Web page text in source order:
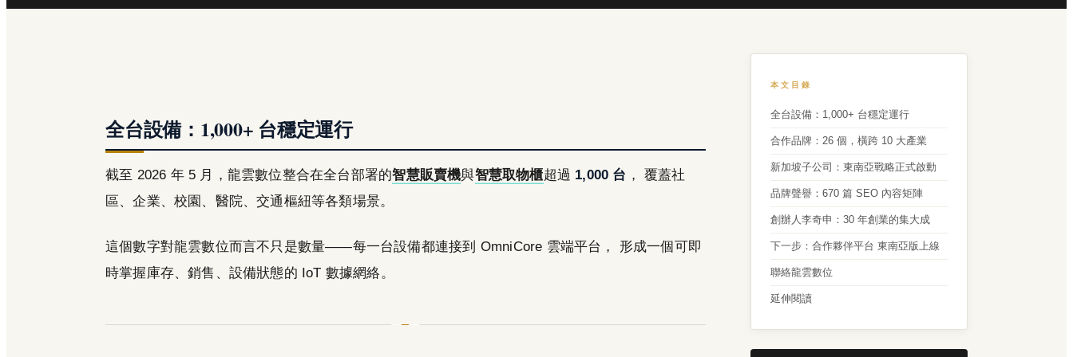
全台設備：1,000+ 台穩定運行
截至 2026 年 5 月，龍雲數位整合在全台部署的智慧販賣機與智慧取物櫃超過 1,000 台 ， 覆蓋社
區、企業、校園、醫院、交通樞紐等各類場景。
這個數字對龍雲數位而言不只是數量——每一台設備都連接到 OmniCore 雲端平台， 形成一個可即
時掌握庫存、銷售、設備狀態的 IoT 數據網絡。
本文目錄
全台設備：1,000+ 台穩定運行
合作品牌：26 個，橫跨 10 大產業
新加坡子公司：東南亞戰略正式啟動
品牌聲譽：670 篇 SEO 內容矩陣
創辦人李奇申：30 年創業的集大成
下一步：合作夥伴平台 東南亞版上線
聯絡龍雲數位
延伸閱讀